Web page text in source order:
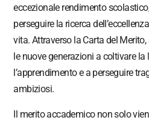
eccezionale rendimento
perseguire la ricerca
vita. Attraverso la Carta del
le nuove generazioni a coltivare la
l’apprendimento e a perseguire
ambiziosi.
Il merito accademico non solo